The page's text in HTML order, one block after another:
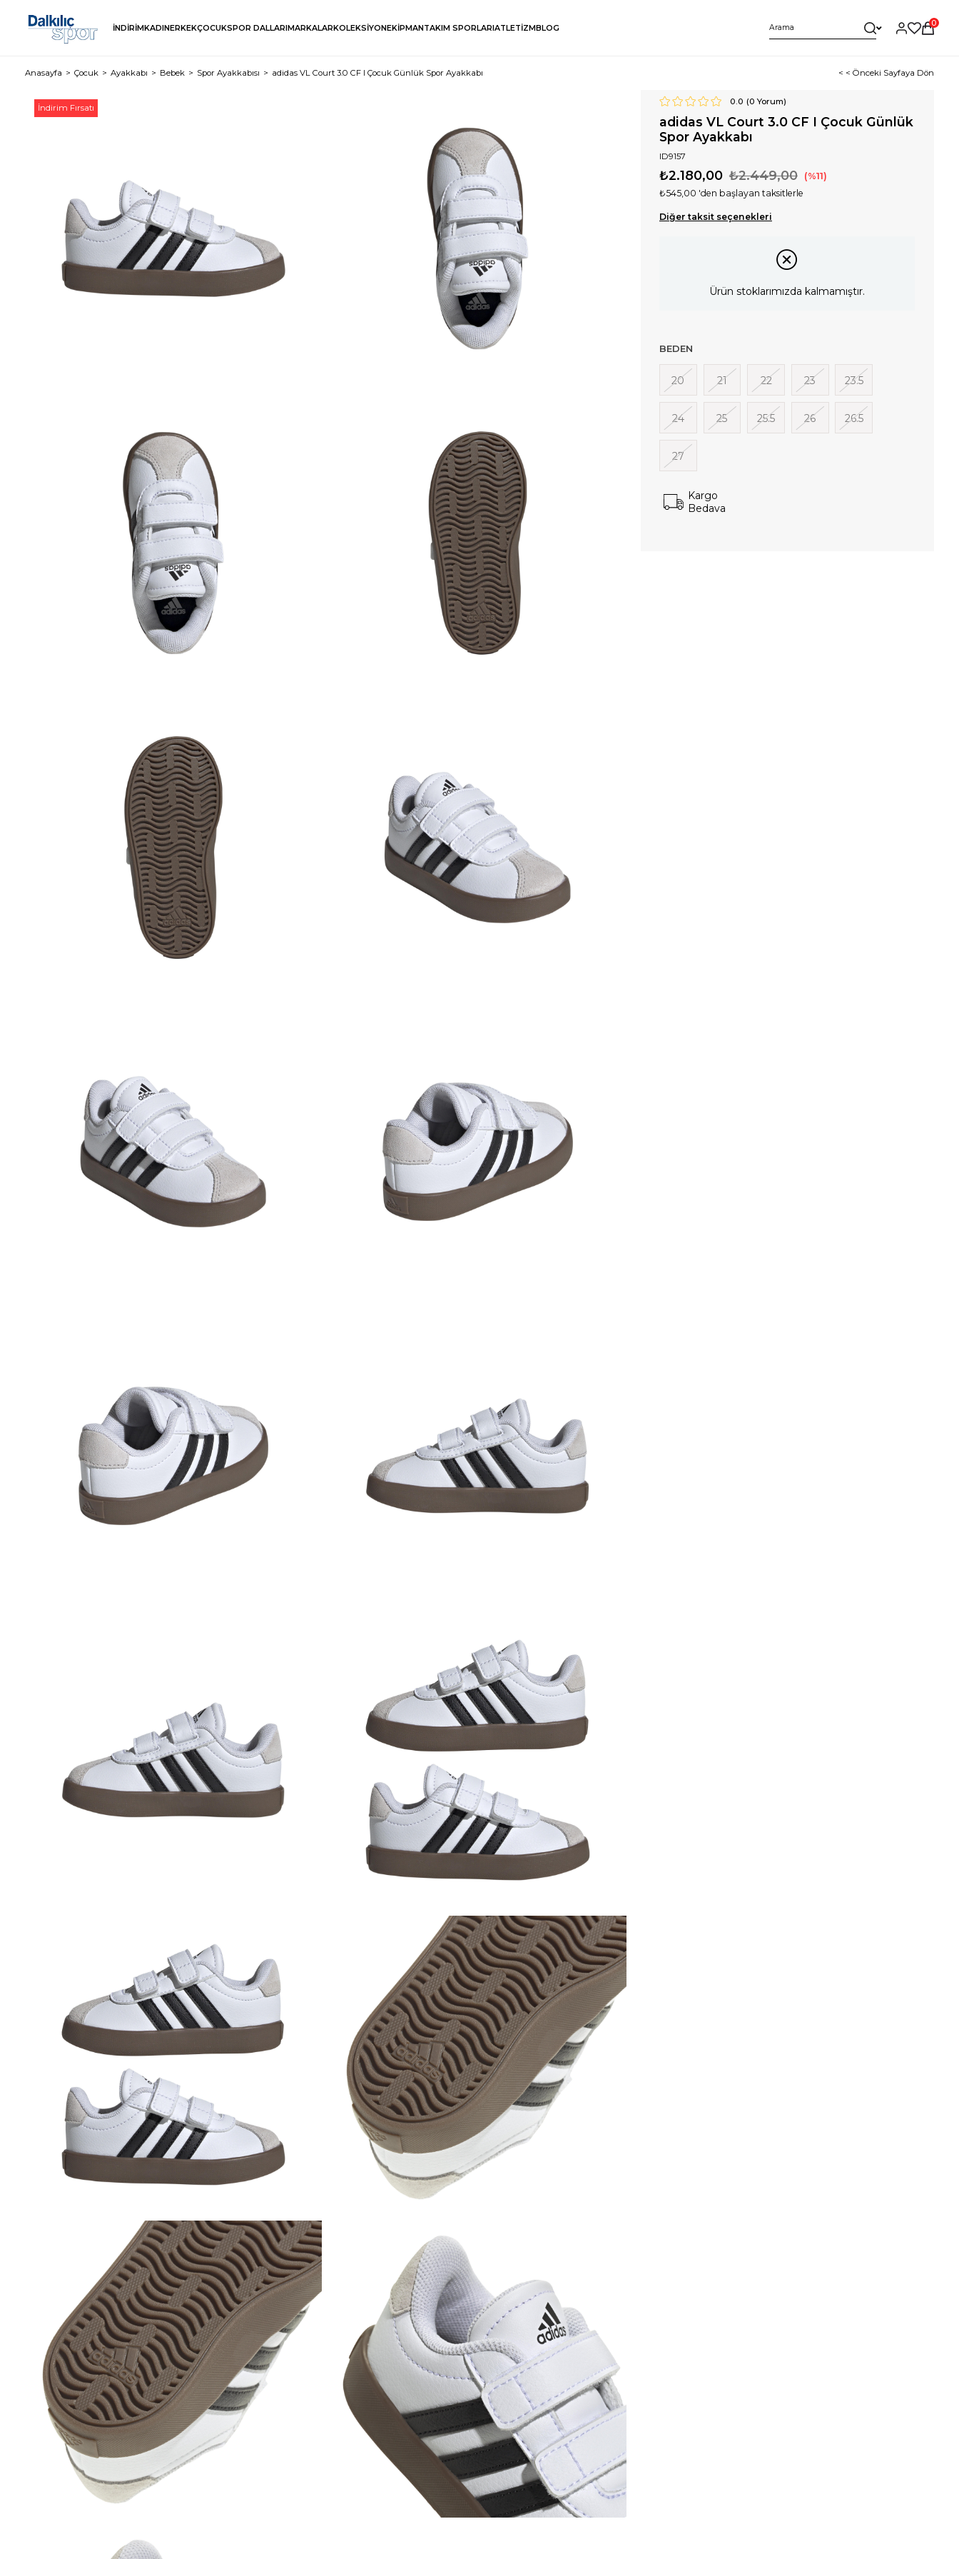
İNDİRİMKADINERKEKÇOCUKSPOR DALLARIMARKALARKOLEKSİYONEKİPMANTAKIM SPORLARIATLETİZMBLOG
0
Anasayfa Çocuk Ayakkabı Bebek Spor Ayakkabısı adidas VL Court 3.0 CF I Çocuk Günlük Spor Ayakkabı < < Önceki Sayfaya Dön
İndirim Fırsatı
0.0 (0 Yorum)
adidas VL Court 3.0 CF I Çocuk Günlük
Spor Ayakkabı
ID9157
₺2.449,00
₺2.180,00 11
₺545,00 'den başlayan taksitlerle
Diğer taksit seçenekleri
Ürün stoklarımızda kalmamıştır.
BEDEN
20 21 22 23 23.5
24 25 25.5 26 26.5
27
Kargo
Bedava